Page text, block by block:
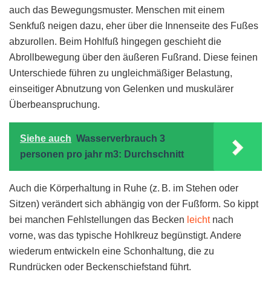
auch das Bewegungsmuster. Menschen mit einem
Senkfuß neigen dazu, eher über die Innenseite des Fußes
abzurollen. Beim Hohlfuß hingegen geschieht die
Abrollbewegung über den äußeren Fußrand. Diese feinen
Unterschiede führen zu ungleichmäßiger Belastung,
einseitiger Abnutzung von Gelenken und muskulärer
Überbeanspruchung.
Siehe auch Wasserverbrauch 3
personen pro jahr m3: Durchschnitt
Auch die Körperhaltung in Ruhe (z. B. im Stehen oder
Sitzen) verändert sich abhängig von der Fußform. So kippt
bei manchen Fehlstellungen das Becken leichtnach
vorne, was das typische Hohlkreuz begünstigt. Andere
wiederum entwickeln eine Schonhaltung, die zu
Rundrücken oder Beckenschiefstand führt.